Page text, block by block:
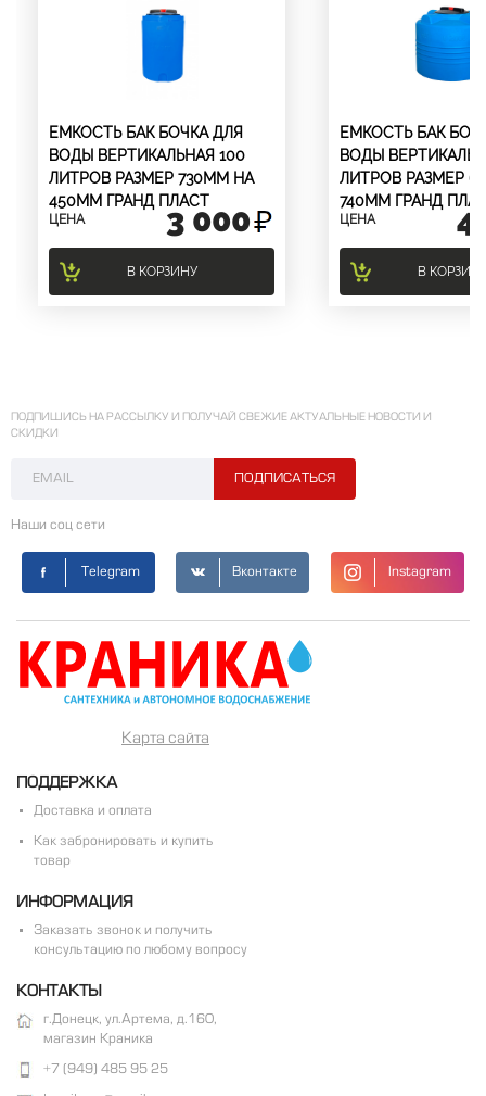
ЕМКОСТЬ БАК БОЧКА ДЛЯ
ВОДЫ ВЕРТИКАЛЬНАЯ 100
ЛИТРОВ РАЗМЕР 730ММ НА
450ММ ГРАНД ПЛАСТ
ЦЕНА 3 000
В КОРЗИНУ
ЕМКОСТЬ БАК
ВОДЫ
ЛИТРОВ РАЗМЕР
740ММ ГРАНД
ЦЕНА 4
В
ПОДПИШИСЬ НА РАССЫЛКУ И ПОЛУЧАЙ СВЕЖИЕ АКТУАЛЬНЫЕ НОВОСТИ И
СКИДКИ
Наши соц сети
Telegram Вконтакте Instagram
Карта сайта
ПОДДЕРЖКА
Доставка и оплата
Как забронировать и купить
товар
ИНФОРМАЦИЯ
Заказать звонок и получить
консультацию по любому вопросу
КОНТАКТЫ
г.Донецк, ул.Артема, д.160,
магазин Краника
+7 (949) 485 95 25